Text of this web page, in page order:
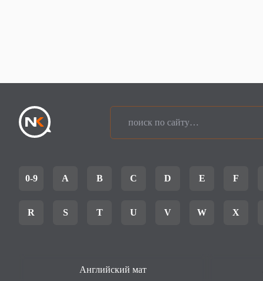
0-9 A B C D E F
R S T U V W X
Английский мат